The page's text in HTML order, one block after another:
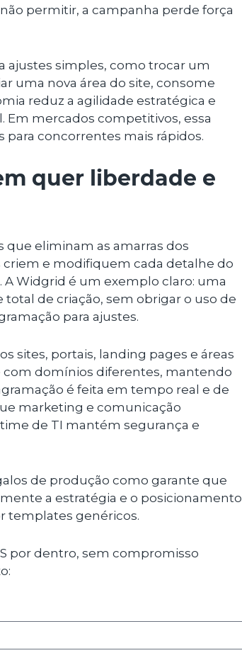
permitir, a campanha perde força
ajustes simples, como trocar um
uma nova área do site, consome
reduz a agilidade estratégica e
Em mercados competitivos, essa
concorrentes mais rápidos.
quer liberdade e
que eliminam as amarras dos
e modifiquem cada detalhe do
Widgrid é um exemplo claro: uma
de criação, sem obrigar o uso de
para ajustes.
sites, portais, landing pages e áreas
domínios diferentes, mantendo
é feita em tempo real e de
marketing e comunicação
de TI mantém segurança e
de produção como garante que
a estratégia e o posicionamento
templates genéricos.
por dentro, sem compromisso